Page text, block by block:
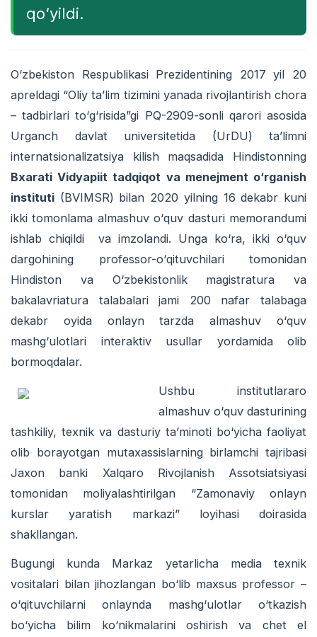
qо‘yildi.
О‘zbekiston Respublikasi Prezidentining 2017 yil 20
apreldagi “Oliy ta’lim tizimini yanada rivojlantirish chora
– tadbirlari tо‘g‘risida”gi PQ-2909-sonli qarori asosida
Urganch davlat universitetida (UrDU) ta’limni
internatsionalizatsiya kilish maqsadida Hindistonning
Bxarati Vidyapiit tadqiqot va menejment о‘rganish
instituti (BVIMSR) bilan 2020 yilning 16 dekabr kuni
ikki tomonlama almashuv о‘quv dasturi memorandumi
ishlab chiqildi va imzolandi. Unga kо‘ra, ikki о‘quv
dargohining professor-о‘qituvchilari tomonidan
Hindiston va О‘zbekistonlik magistratura va
bakalavriatura talabalari jami 200 nafar talabaga
dekabr oyida onlayn tarzda almashuv о‘quv
mashg‘ulotlari interaktiv usullar yordamida olib
bormoqdalar.
Ushbu institutlararo
almashuv о‘quv dasturining
tashkiliy, texnik va dasturiy ta’minoti bо‘yicha faoliyat
olib borayotgan mutaxassislarning birlamchi tajribasi
Jaxon banki Xalqaro Rivojlanish Assotsiatsiyasi
tomonidan moliyalashtirilgan “Zamonaviy onlayn
kurslar yaratish markazi” loyihasi doirasida
shakllangan.
Bugungi kunda Markaz yetarlicha media texnik
vositalari bilan jihozlangan bо‘lib maxsus professor –
о‘qituvchilarni onlaynda mashg‘ulotlar о‘tkazish
bо‘yicha bilim kо‘nikmalarini oshirish va chet el